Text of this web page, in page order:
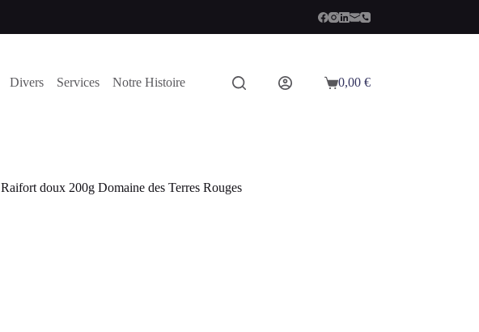
Divers Services Notre Histoire
Panier
0,00 €
Raifort doux 200g Domaine des Terres Rouges